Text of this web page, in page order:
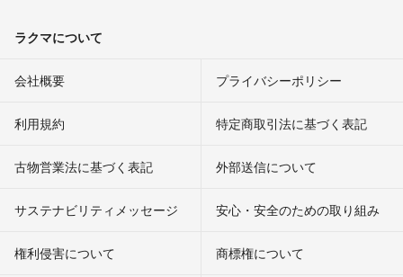
ラクマについて
会社概要 プライバシーポリシー
利用規約 特定商取引法に基づく表記
古物営業法に基づく表記 外部送信について
サステナビリティメッセージ 安心・安全のための取り組み
権利侵害について
商標権について